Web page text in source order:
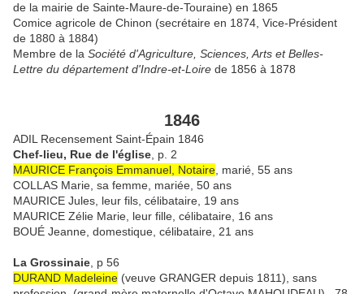
de la mairie de Sainte-Maure-de-Touraine) en 1865
Comice agricole de Chinon (secrétaire en 1874, Vice-Président
de 1880 à 1884)
Membre de la Société d'Agriculture, Sciences, Arts et Belles-
Lettre du département d'Indre-et-Loire de 1856 à 1878
1846
ADIL Recensement Saint-Épain 1846
Chef-lieu, Rue de l'église , p. 2
MAURICE François Emmanuel, Notaire , marié, 55 ans
COLLAS Marie, sa femme, mariée, 50 ans
MAURICE Jules, leur fils, célibataire, 19 ans
MAURICE Zélie Marie, leur fille, célibataire, 16 ans
BOUÉ Jeanne, domestique, célibataire, 21 ans
La Grossinaie , p 56
DURAND Madeleine (veuve GRANGER depuis 1811), sans